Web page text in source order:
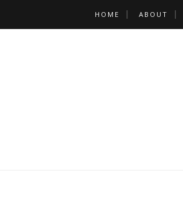
HOME ABOUT